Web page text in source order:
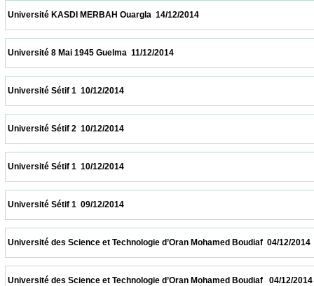
Université KASDI MERBAH Ouargla  14/12/2014
Université 8 Mai 1945 Guelma  11/12/2014
Université Sétif 1  10/12/2014
Université Sétif 2  10/12/2014
Université Sétif 1  10/12/2014
Université Sétif 1  09/12/2014
Université des Science et Technologie d’Oran Mohamed Boudiaf
Université des Science et Technologie d’Oran Mohamed Boudiaf